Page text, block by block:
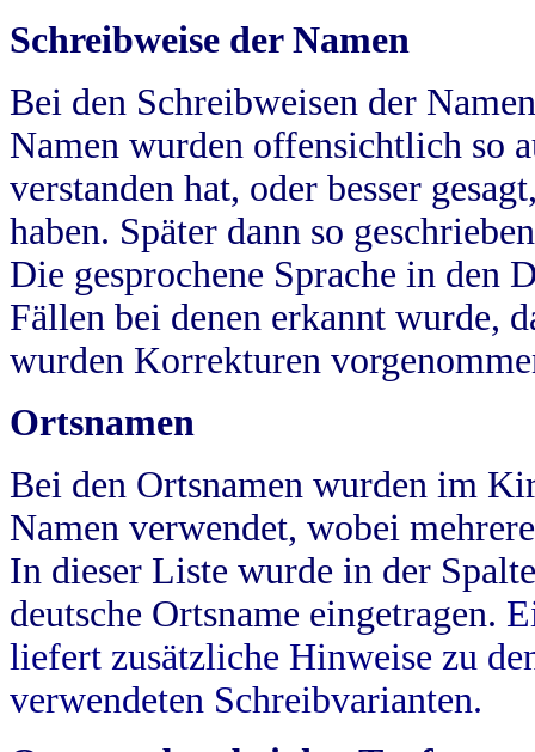
Schreibweise der Namen
Bei den Schreibweisen der
Namen wurden offensichtlich so
verstanden hat, oder besser
haben. Später dann so
Die gesprochene Sprache in
Fällen bei denen erkannt wurde,
wurden Korrekturen
Ortsnamen
Bei den Ortsnamen wurden im
Namen verwendet, wobei
In dieser Liste wurde in der
deutsche Ortsname eingetragen.
liefert zusätzliche Hinweise zu
verwendeten Schreibvarianten.